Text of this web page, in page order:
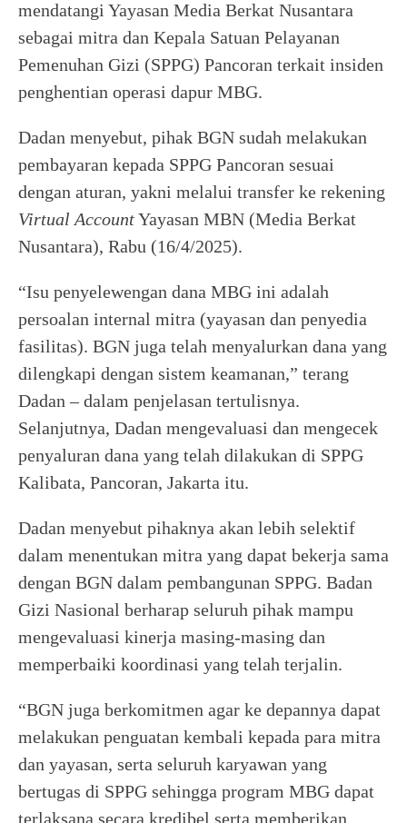
mendatangi Yayasan Media Berkat Nusantara
sebagai mitra dan Kepala Satuan Pelayanan
Pemenuhan Gizi (SPPG) Pancoran terkait insiden
penghentian operasi dapur MBG.
Dadan menyebut, pihak BGN sudah melakukan
pembayaran kepada SPPG Pancoran sesuai
dengan aturan, yakni melalui transfer ke rekening
Virtual AccountYayasan MBN (Media Berkat
Nusantara), Rabu (16/4/2025).
“Isu penyelewengan dana MBG ini adalah
persoalan internal mitra (yayasan dan penyedia
fasilitas). BGN juga telah menyalurkan dana yang
dilengkapi dengan sistem keamanan,” terang
Dadan – dalam penjelasan tertulisnya.
Selanjutnya, Dadan mengevaluasi dan mengecek
penyaluran dana yang telah dilakukan di SPPG
Kalibata, Pancoran, Jakarta itu.
Dadan menyebut pihaknya akan lebih selektif
dalam menentukan mitra yang dapat bekerja sama
dengan BGN dalam pembangunan SPPG. Badan
Gizi Nasional berharap seluruh pihak mampu
mengevaluasi kinerja masing-masing dan
memperbaiki koordinasi yang telah terjalin.
“BGN juga berkomitmen agar ke depannya dapat
melakukan penguatan kembali kepada para mitra
dan yayasan, serta seluruh karyawan yang
bertugas di SPPG sehingga program MBG dapat
terlaksana secara kredibel serta memberikan